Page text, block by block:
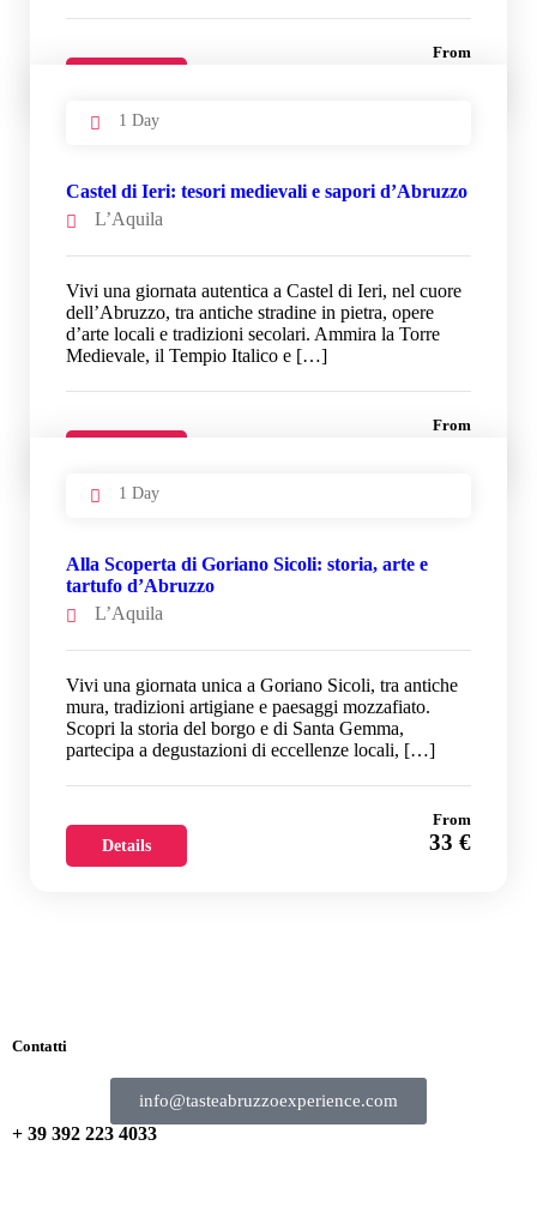
From
1 Day
Castel di Ieri: tesori medievali e sapori d’Abruzzo
L’Aquila
Vivi una giornata autentica a Castel di Ieri, nel cuore
dell’Abruzzo, tra antiche stradine in pietra, opere
d’arte locali e tradizioni secolari. Ammira la Torre
Medievale, il Tempio Italico e […]
From
1 Day
Alla Scoperta di Goriano Sicoli: storia, arte e
tartufo d’Abruzzo
L’Aquila
Vivi una giornata unica a Goriano Sicoli, tra antiche
mura, tradizioni artigiane e paesaggi mozzafiato.
Scopri la storia del borgo e di Santa Gemma,
partecipa a degustazioni di eccellenze locali, […]
Details
From
33 €
Contatti
info@tasteabruzzoexperience.com
+ 39 392 223 4033